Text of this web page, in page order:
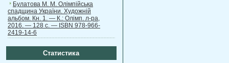
Булатова М. М. Олімпійська
спадщина України. Художній
альбом. Кн. 1. — К.: Олімп. л-ра,
2016. — 128 с. — ISBN 978-966-
2419-14-6
Статистика